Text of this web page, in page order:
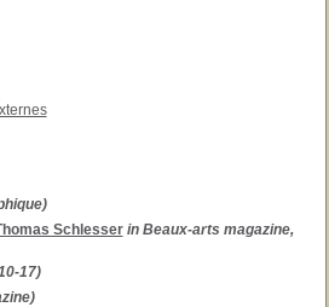
Schlesser in Beaux-arts magazine,
17)